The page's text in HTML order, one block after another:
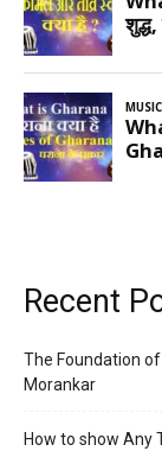
Recent
The Foundation of
Morankar
How to show Any